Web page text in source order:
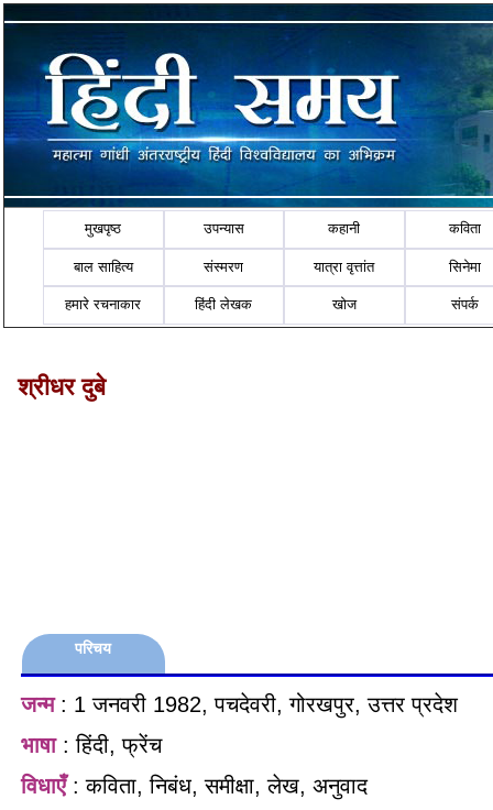
मुखपृष्ठ उपन्यास कहानी कविता
बाल साहित्य संस्मरण यात्रा वृत्तांत सिनेमा
हमारे रचनाकार हिंदी लेखक खोज संपर्क
श्रीधर दुबे
परिचय
जन्म: 1 जनवरी 1982, पचदेवरी, गोरखपुर, उत्तर प्रदेश
भाषा: हिंदी, फ्रेंच
विधाएँ: कविता, निबंध, समीक्षा, लेख, अनुवाद